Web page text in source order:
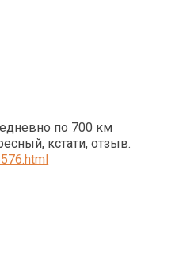
по 700 км
кстати, отзыв.